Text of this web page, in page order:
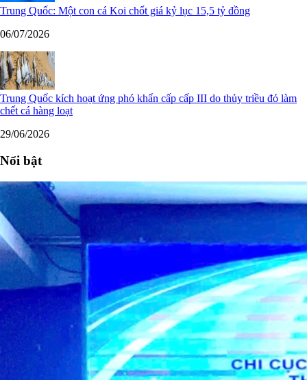
Trung Quốc: Một con cá Koi chốt giá kỷ lục 15,5 tỷ đồng
06/07/2026
Trung Quốc kích hoạt ứng phó khẩn cấp cấp III do thủy triều đỏ làm
chết cá hàng loạt
29/06/2026
Nổi bật